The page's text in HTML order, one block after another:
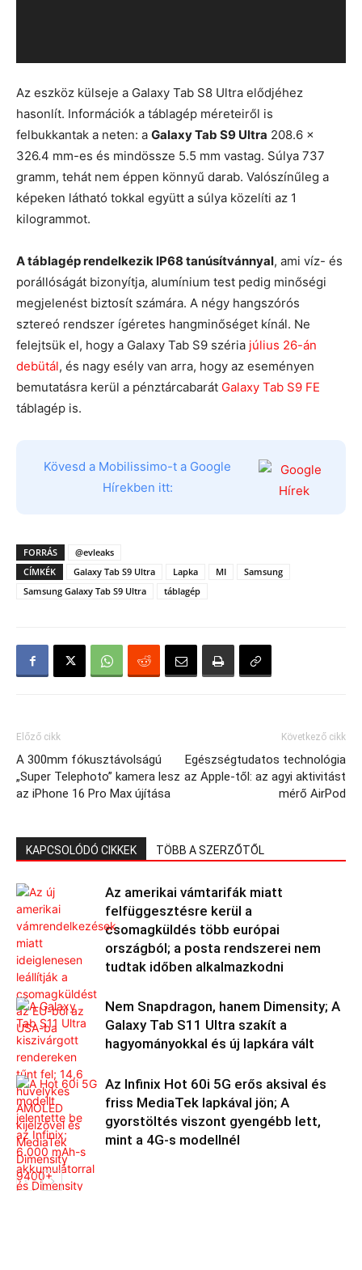
Az eszköz külseje a Galaxy Tab S8 Ultra elődjéhez
hasonlít. Információk a táblagép méreteiről is
felbukkantak a neten: a Galaxy Tab S9 Ultra 208.6 x
326.4 mm-es és mindössze 5.5 mm vastag. Súlya 737
gramm, tehát nem éppen könnyű darab. Valószínűleg a
képeken látható tokkal együtt a súlya közelíti az 1
kilogrammot.
A táblagép rendelkezik IP68 tanúsítvánnyal, ami víz- és
porállóságát bizonyítja, alumínium test pedig minőségi
megjelenést biztosít számára. A négy hangszórós
sztereó rendszer ígéretes hangminőséget kínál. Ne
felejtsük el, hogy a Galaxy Tab S9 széria július 26-án
debütál, és nagy esély van arra, hogy az eseményen
bemutatásra kerül a pénztárcabarát Galaxy Tab S9 FE
táblagép is.
Kövesd a Mobilissimo-t a Google
Hírekben itt:
FORRÁS
@evleaks
CÍMKÉK
Galaxy Tab S9 Ultra Lapka MI
Samsung
Samsung Galaxy Tab S9 Ultra
táblagép
Előző cikk
A 300mm fókusztávolságú
„Super Telephoto” kamera lesz
az iPhone 16 Pro Max újítása
Következő cikk
Egészségtudatos technológia
az Apple-től: az agyi aktivitást
mérő AirPod
KAPCSOLÓDÓ CIKKEK TÖBB A SZERZŐTŐL
Az amerikai vámtarifák miatt
felfüggesztésre kerül a
csomagküldés több európai
országból; a posta rendszerei nem
tudtak időben alkalmazkodni
Nem Snapdragon, hanem Dimensity; A
Galaxy Tab S11 Ultra szakít a
hagyományokkal és új lapkára vált
Az Infinix Hot 60i 5G erős aksival és
friss MediaTek lapkával jön; A
gyorstöltés viszont gyengébb lett,
mint a 4G-s modellnél